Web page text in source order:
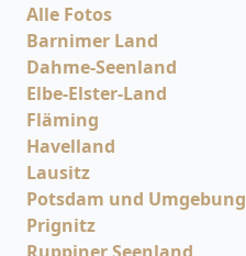
Alle Fotos
Barnimer Land
Dahme-Seenland
Elbe-Elster-Land
Fläming
Havelland
Lausitz
Potsdam und Umgebung
Prignitz